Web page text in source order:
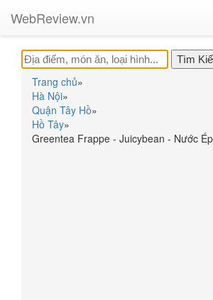
WebReview.vn
Trang chủ»
Hà Nội»
Quận Tây Hồ»
Hồ Tây»
Greentea Frappe - Juicybean - Nước